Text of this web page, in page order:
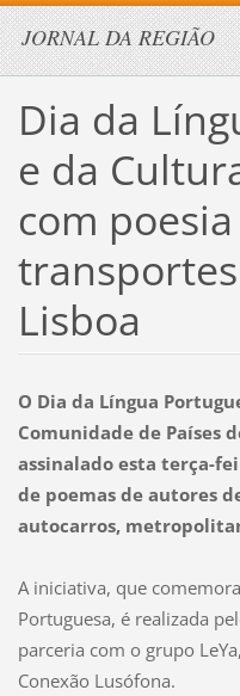
JORNAL DA REGIÃO
Dia da
e da
com
Lisboa
O Dia da Língua
Comunidade de Países
assinalado esta terça-
de poemas de autores
autocarros,
A iniciativa, que
Portuguesa, é realizada
parceria com o grupo
Conexão Lusófona.